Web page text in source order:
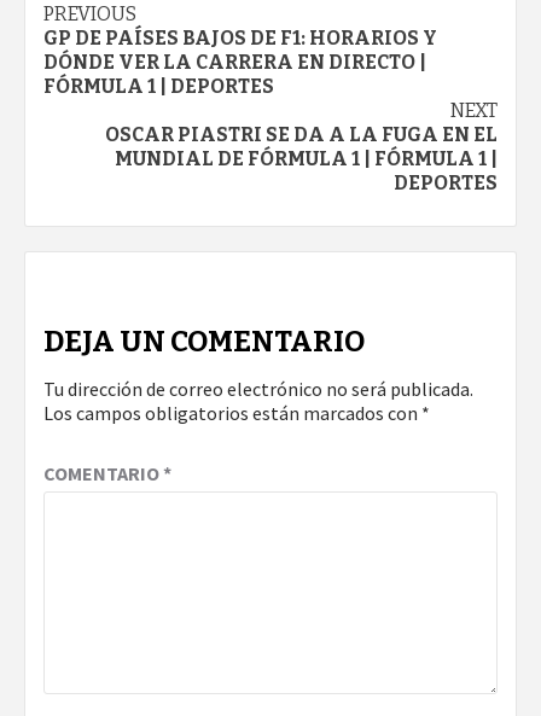
Continue
Reading
PREVIOUS
GP DE PAÍSES BAJOS DE F1: HORARIOS Y
DÓNDE VER LA CARRERA EN DIRECTO |
FÓRMULA 1 | DEPORTES
NEXT
OSCAR PIASTRI SE DA A LA FUGA EN EL
MUNDIAL DE FÓRMULA 1 | FÓRMULA 1 |
DEPORTES
DEJA UN COMENTARIO
Tu dirección de correo electrónico no será publicada.
Los campos obligatorios están marcados con *
COMENTARIO*